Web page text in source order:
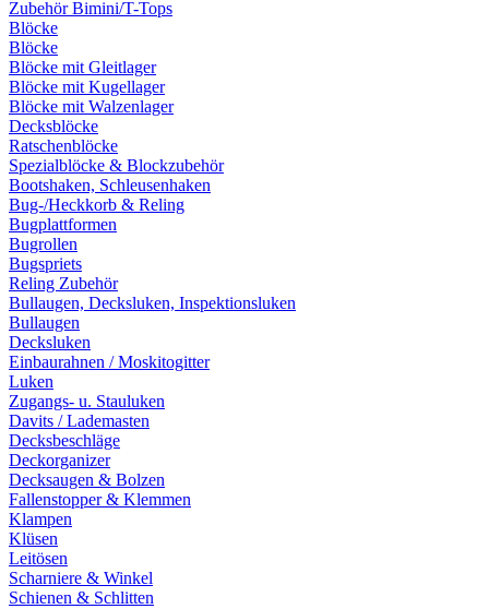
Zubehör Bimini/T-Tops
Blöcke
Blöcke
Blöcke mit Gleitlager
Blöcke mit Kugellager
Blöcke mit Walzenlager
Decksblöcke
Ratschenblöcke
Spezialblöcke & Blockzubehör
Bootshaken, Schleusenhaken
Bug-/Heckkorb & Reling
Bugplattformen
Bugrollen
Bugspriets
Reling Zubehör
Bullaugen, Decksluken, Inspektionsluken
Bullaugen
Decksluken
Einbaurahnen / Moskitogitter
Luken
Zugangs- u. Stauluken
Davits / Lademasten
Decksbeschläge
Deckorganizer
Decksaugen & Bolzen
Fallenstopper & Klemmen
Klampen
Klüsen
Leitösen
Scharniere & Winkel
Schienen & Schlitten